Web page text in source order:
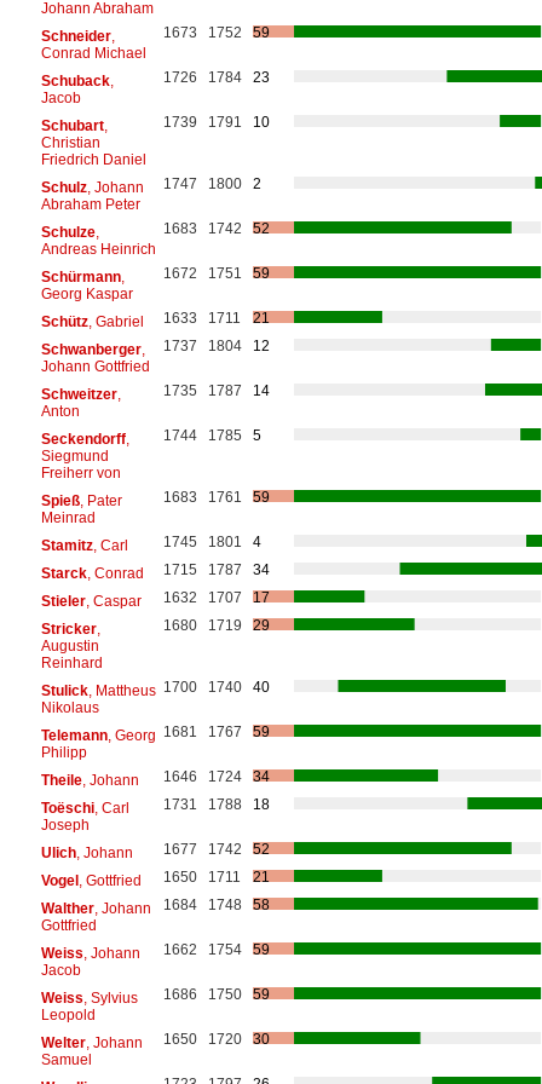
Johann Abraham
Schneider,
Conrad Michael
1673 1752 59
Schuback,
Jacob
1726 1784 23
Schubart,
Christian
Friedrich Daniel
1739 1791 10
Schulz, Johann
Abraham Peter
1747 1800 2
Schulze,
Andreas Heinrich
1683 1742 52
Schürmann,
Georg Kaspar
1672 1751 59
Schütz, Gabriel 1633 1711
21
Schwanberger,
Johann Gottfried
1737 1804 12
Schweitzer,
Anton
1735 1787 14
Seckendorff,
Siegmund
Freiherr von
1744 1785 5
Spieß, Pater
Meinrad
1683 1761 59
Stamitz, Carl 1745 1801
4
Starck, Conrad 1715 1787
34
Stieler, Caspar 1632 1707
17
Stricker,
Augustin
Reinhard
1680 1719 29
Stulick, Mattheus
Nikolaus
1700 1740 40
Telemann, Georg
Philipp
1681 1767 59
Theile, Johann 1646 1724
34
Toëschi, Carl
Joseph
1731 1788 18
Ulich, Johann 1677 1742
52
Vogel, Gottfried 1650 1711
21
Walther, Johann
Gottfried
1684 1748 58
Weiss , Johann
Jacob
1662 1754 59
Weiss , Sylvius
Leopold
1686 1750 59
Welter, Johann
Samuel
1650 1720 30